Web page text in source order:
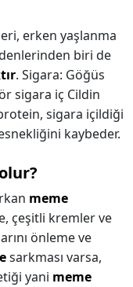
erken yaşlanma
biri de
. Sigara: Göğüs
sigara iç Cildin
sigara içildiği
kaybeder.
meme
çeşitli kremler ve
önleme ve
sarkması varsa,
yani meme